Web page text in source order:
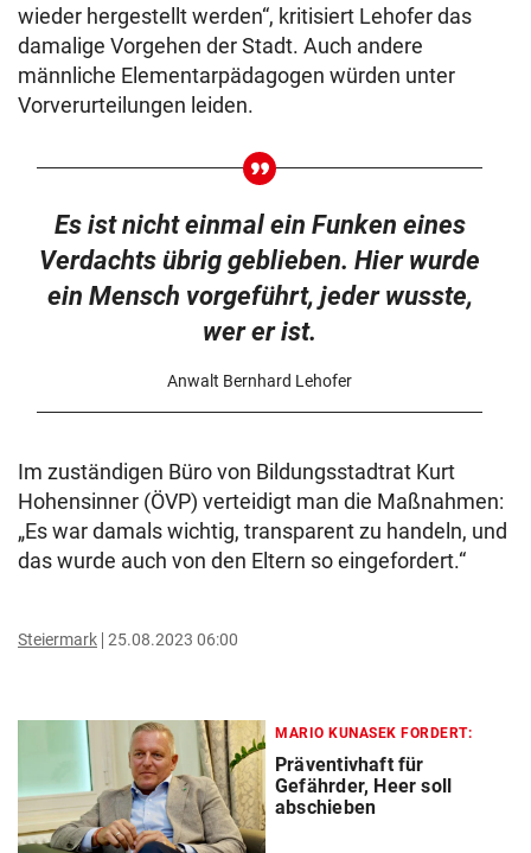
wieder hergestellt werden“, kritisiert Lehofer das
damalige Vorgehen der Stadt. Auch andere
männliche Elementarpädagogen würden unter
Vorverurteilungen leiden.
Es ist nicht einmal ein Funken eines
Verdachts übrig geblieben. Hier wurde
ein Mensch vorgeführt, jeder wusste,
wer er ist.
Anwalt Bernhard Lehofer
Im zuständigen Büro von Bildungsstadtrat Kurt
Hohensinner (ÖVP) verteidigt man die Maßnahmen:
„Es war damals wichtig, transparent zu handeln, und
das wurde auch von den Eltern so eingefordert.“
Steiermark 25.08.2023 06:00
MARIO KUNASEK FORDERT:
Präventivhaft für
Gefährder, Heer soll
abschieben